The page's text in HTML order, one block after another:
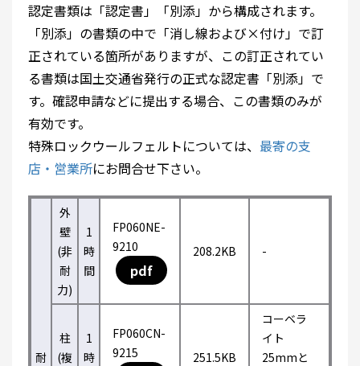
認定書類は「認定書」「別添」から構成されます。
「別添」の書類の中で「消し線および×付け」で訂
正されている箇所がありますが、この訂正されてい
る書類は国土交通省発行の正式な認定書「別添」で
す。確認申請などに提出する場合、この書類のみが
有効です。
特殊ロックウールフェルトについては、 最寄の支
店・営業所にお問合せ下さい。
耐
外
壁
(非
耐
力)
1
時
間
FP060NE-
9210
pdf
208.2KB -
柱
(複
1
時
FP060CN-
9215
251.5KB
コーベラ
イト
25mmと